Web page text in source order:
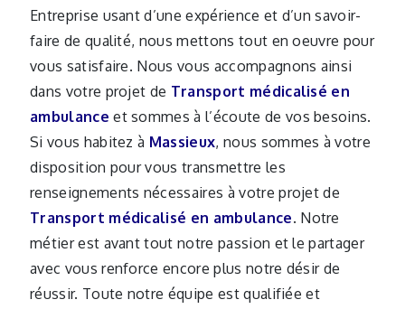
Entreprise usant d’une expérience et d’un savoir-
faire de qualité, nous mettons tout en oeuvre pour
vous satisfaire. Nous vous accompagnons ainsi
dans votre projet de Transport médicalisé en
ambulance et sommes à l’écoute de vos besoins.
Si vous habitez à Massieux, nous sommes à votre
disposition pour vous transmettre les
renseignements nécessaires à votre projet de
Transport médicalisé en ambulance. Notre
métier est avant tout notre passion et le partager
avec vous renforce encore plus notre désir de
réussir. Toute notre équipe est qualifiée et